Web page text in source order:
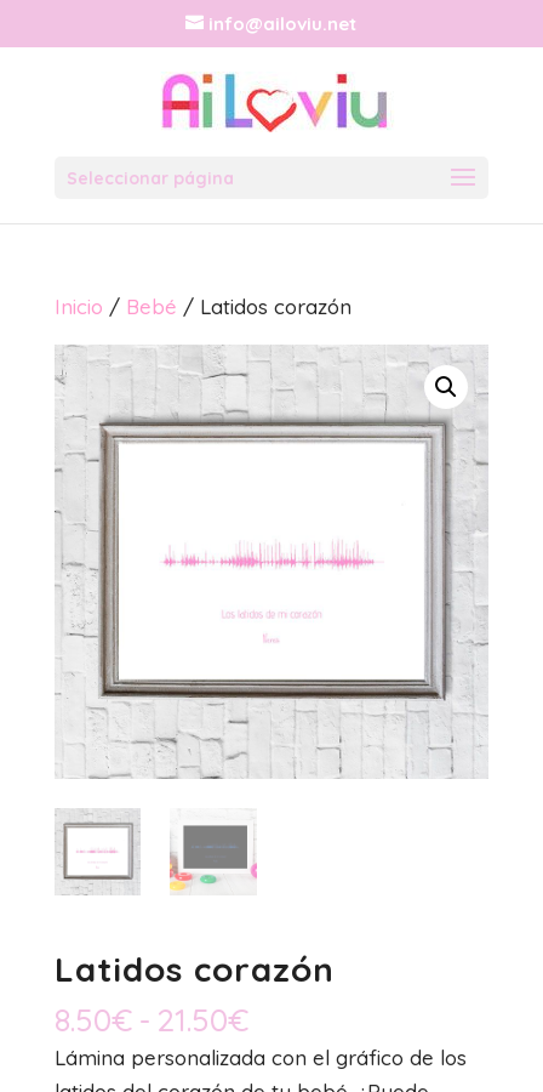
info@ailoviu.net
Seleccionar página
Inicio / Bebé / Latidos corazón
Latidos corazón
8.50€ - 21.50€Rango
de
Lámina personalizada con el gráfico de los